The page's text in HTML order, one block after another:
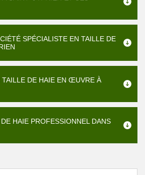
SPÉCIALISTE EN TAILLE DE
TAILLE DE HAIE EN ŒUVRE À
HAIE PROFESSIONNEL DANS